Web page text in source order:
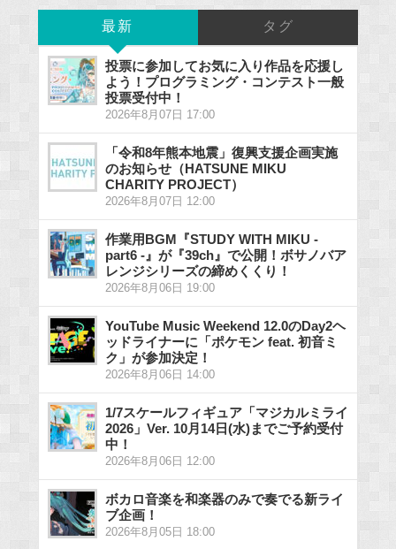
最新 タグ
投票に参加してお気に入り作品を応援し
よう！プログラミング・コンテスト一般
投票受付中！
2026年8月07日 17:00
「令和8年熊本地震」復興支援企画実施
のお知らせ（HATSUNE MIKU
CHARITY PROJECT）
2026年8月07日 12:00
作業用BGM『STUDY WITH MIKU -
part6 -』が『39ch』で公開！ボサノバア
レンジシリーズの締めくくり！
2026年8月06日 19:00
YouTube Music Weekend 12.0のDay2ヘ
ッドライナーに「ポケモン feat. 初音ミ
ク」が参加決定！
2026年8月06日 14:00
1/7スケールフィギュア「マジカルミライ
2026」Ver. 10月14日(水)までご予約受付
中！
2026年8月06日 12:00
ボカロ音楽を和楽器のみで奏でる新ライ
ブ企画！
2026年8月05日 18:00